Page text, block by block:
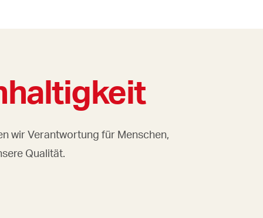
wir Verantwortung für Menschen,
Qualität.